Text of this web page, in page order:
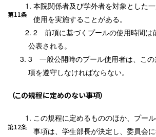
第11条
本院関係者及び学外者を対象とした
使用を実施することがある。
前項に基づくプールの使用時間は
公表される。
一般公開時のプール使用者は、こ
項を遵守しなければならない。
（この規程に定めのない事項）
第12条
この規程に定めるもののほか、プー
事項は、学生部長が決定し、委員会に